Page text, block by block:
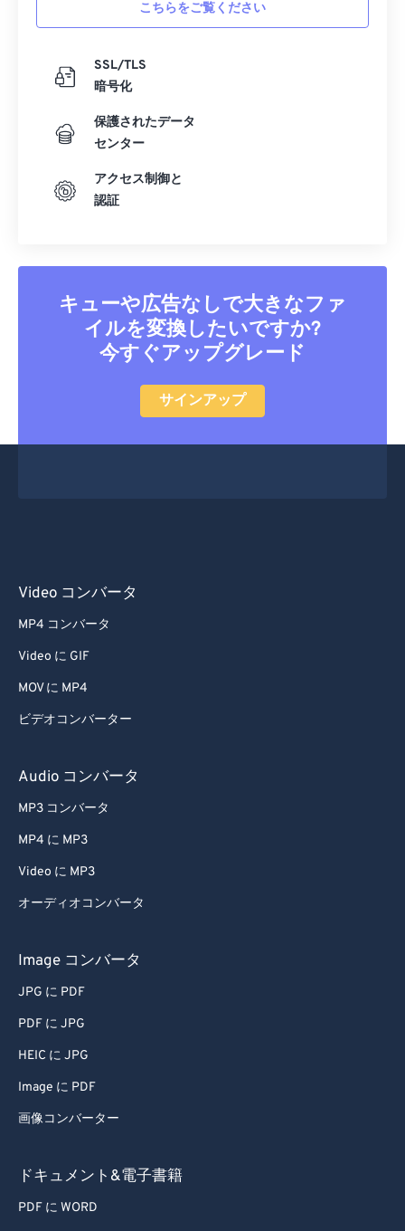
こちらをご覧ください
SSL/TLS
暗号化
保護されたデータ
センター
アクセス制御と
認証
キューや広告なしで大きなファ
イルを変換したいですか?
今すぐアップグレード
サインアップ
Video コンバータ
MP4 コンバータ
Video に GIF
MOV に MP4
ビデオコンバーター
Audio コンバータ
MP3 コンバータ
MP4 に MP3
Video に MP3
オーディオコンバータ
Image コンバータ
JPG に PDF
PDF に JPG
HEIC に JPG
Image に PDF
画像コンバーター
ドキュメント&電子書籍
PDF に WORD